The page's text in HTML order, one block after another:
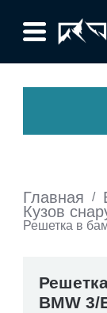
Главная /
Кузов
Решетка в
BMW 3/